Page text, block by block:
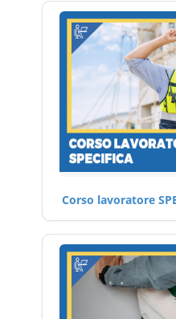
Corso lavoratore